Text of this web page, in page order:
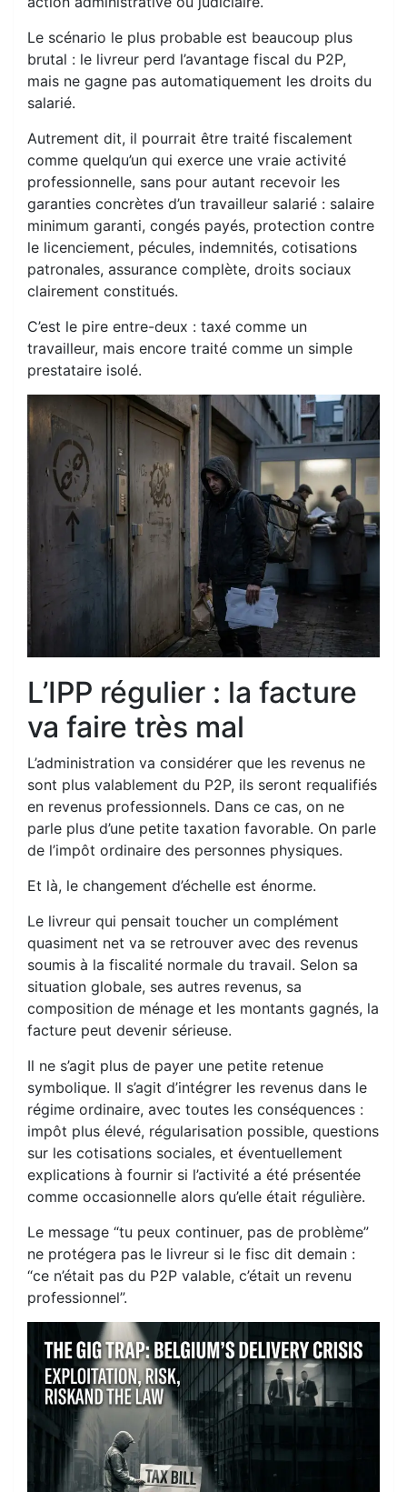
Le scénario le plus probable est beaucoup plus
brutal : le livreur perd l’avantage fiscal du P2P,
mais ne gagne pas automatiquement les droits du
salarié.
Autrement dit, il pourrait être traité fiscalement
comme quelqu’un qui exerce une vraie activité
professionnelle, sans pour autant recevoir les
garanties concrètes d’un travailleur salarié : salaire
minimum garanti, congés payés, protection contre
le licenciement, pécules, indemnités, cotisations
patronales, assurance complète, droits sociaux
clairement constitués.
C’est le pire entre-deux : taxé comme un
travailleur, mais encore traité comme un simple
prestataire isolé.
L’IPP régulier : la facture
va faire très mal
L’administration va considérer que les revenus ne
sont plus valablement du P2P, ils seront requalifiés
en revenus professionnels. Dans ce cas, on ne
parle plus d’une petite taxation favorable. On parle
de l’impôt ordinaire des personnes physiques.
Et là, le changement d’échelle est énorme.
Le livreur qui pensait toucher un complément
quasiment net va se retrouver avec des revenus
soumis à la fiscalité normale du travail. Selon sa
situation globale, ses autres revenus, sa
composition de ménage et les montants gagnés, la
facture peut devenir sérieuse.
Il ne s’agit plus de payer une petite retenue
symbolique. Il s’agit d’intégrer les revenus dans le
régime ordinaire, avec toutes les conséquences :
impôt plus élevé, régularisation possible, questions
sur les cotisations sociales, et éventuellement
explications à fournir si l’activité a été présentée
comme occasionnelle alors qu’elle était régulière.
Le message “tu peux continuer, pas de problème”
ne protégera pas le livreur si le fisc dit demain :
“ce n’était pas du P2P valable, c’était un revenu
professionnel”.